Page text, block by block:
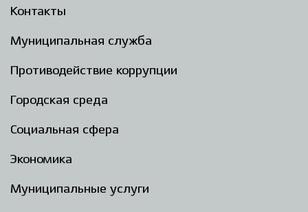
Контакты
Муниципальная служба
Противодействие коррупции
Городская среда
Социальная сфера
Экономика
Муниципальные услуги